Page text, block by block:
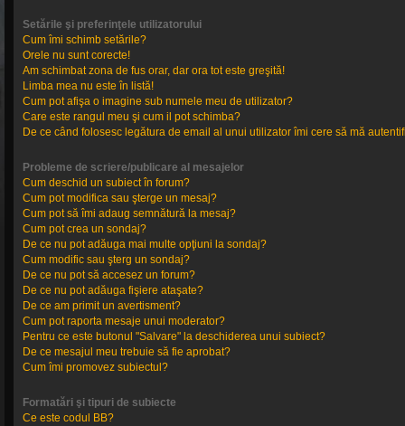
Setările şi preferinţele utilizatorului
Cum îmi schimb setările?
Orele nu sunt corecte!
Am schimbat zona de fus orar, dar ora tot este greşită!
Limba mea nu este în listă!
Cum pot afişa o imagine sub numele meu de utilizator?
Care este rangul meu şi cum il pot schimba?
De ce când folosesc legătura de email al unui utilizator îmi cere să mă
Probleme de scriere/publicare al mesajelor
Cum deschid un subiect în forum?
Cum pot modifica sau şterge un mesaj?
Cum pot să îmi adaug semnătură la mesaj?
Cum pot crea un sondaj?
De ce nu pot adăuga mai multe opţiuni la sondaj?
Cum modific sau şterg un sondaj?
De ce nu pot să accesez un forum?
De ce nu pot adăuga fişiere ataşate?
De ce am primit un avertisment?
Cum pot raporta mesaje unui moderator?
Pentru ce este butonul "Salvare" la deschiderea unui subiect?
De ce mesajul meu trebuie să fie aprobat?
Cum îmi promovez subiectul?
Formatări şi tipuri de subiecte
Ce este codul BB?